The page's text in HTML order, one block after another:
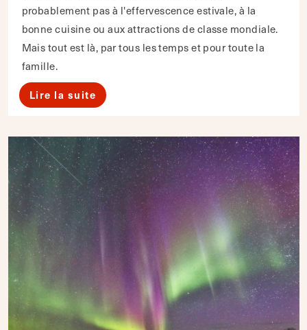
probablement pas à l'effervescence estivale, à la
bonne cuisine ou aux attractions de classe mondiale.
Mais tout est là, par tous les temps et pour toute la
famille.
Lire la suite